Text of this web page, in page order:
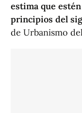
estima que
principios del
de Urbanismo